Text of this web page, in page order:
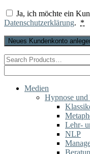
Ja, ich möchte ein
Datenschutzerklärung. *
Neues Kundenkonto
Search
for:
for:
Medien
Hypnose und
Lehr-
NLP